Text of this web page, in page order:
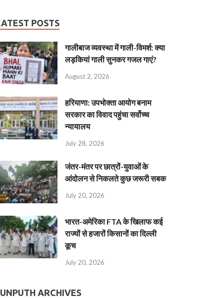
POSTS
गालीबाज व्‍यवस्‍था में गाली-विमर्श: क्या
लड़कियां गाली सुनकर गजल गाएं?
August 2, 2026
हरियाणा: उपभोक्ता आयोग बनाम
सरकार का विवाद पहुंचा सर्वोच्च
न्यायालय
July 28, 2026
जंतर-मंतर पर छात्रों-युवाओं के
आंदोलन से निकलते कुछ जरूरी सबक
July 20, 2026
भारत-अमेरिका FTA के खिलाफ कई
राज्यों से हजारों किसानों का दिल्ली
कूच
July 20, 2026
ARCHIVES